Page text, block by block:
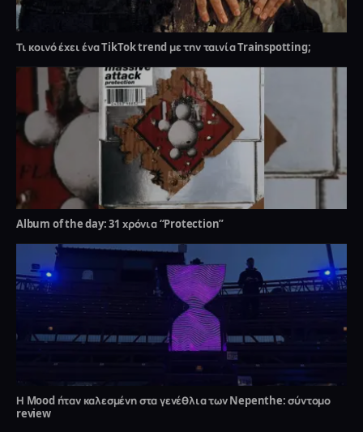
Τι κοινό έχει ένα TikTok trend με την ταινία Trainspotting;
Album of the day: 31 χρόνια “Protection”
Η Mood ήταν καλεσμένη στα γενέθλια των Nepenthe: σύντομο
review